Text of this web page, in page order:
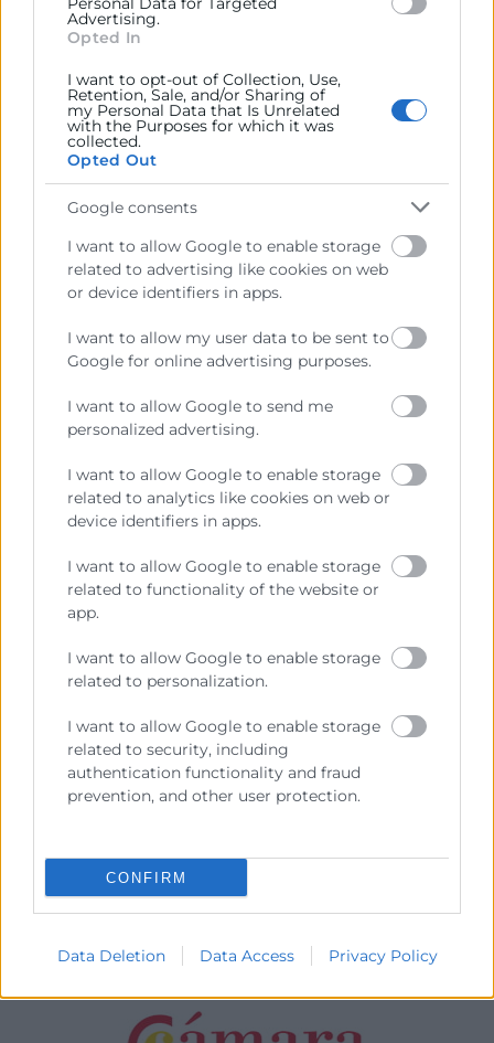
Advertising.
Opted In
I want to opt-out of Collection, Use,
Retention, Sale, and/or Sharing of
my Personal Data that Is Unrelated
with the Purposes for which it was
collected.
Opted Out
Google consents
I want to allow Google to enable storage
related to advertising like cookies on web
or device identifiers in apps.
I want to allow my user data to be sent to
Google for online advertising purposes.
I want to allow Google to send me
personalized advertising.
I want to allow Google to enable storage
related to analytics like cookies on web or
device identifiers in apps.
I want to allow Google to enable storage
related to functionality of the website or
app.
I want to allow Google to enable storage
related to personalization.
I want to allow Google to enable storage
related to security, including
authentication functionality and fraud
prevention, and other user protection.
CONFIRM
Data Deletion Data Access Privacy Policy
He leído y acepto laPolítica de Privacidad